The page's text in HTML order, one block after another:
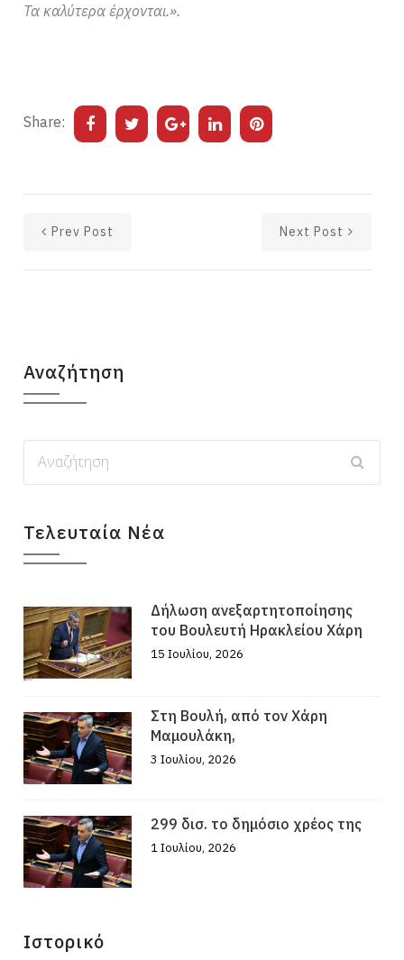
Τα καλύτερα έρχονται.».
Share:
Prev Post Next Post
Αναζήτηση
Τελευταία Νέα
Δήλωση ανεξαρτητοποίησης
του Βουλευτή Ηρακλείου Χάρη
15 Ιουλίου, 2026
Στη Βουλή, από τον Χάρη
Μαμουλάκη,
3 Ιουλίου, 2026
299 δισ. το δημόσιο χρέος της
1 Ιουλίου, 2026
Ιστορικό